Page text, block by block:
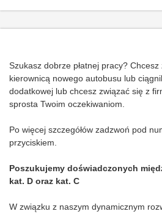
Szukasz dobrze płatnej pracy?
kierownicą nowego autobusu lub
dodatkowej lub chcesz związać się z
sprosta Twoim oczekiwaniom.
Po więcej szczegółów zadzwoń pod
przyciskiem.
Poszukujemy doświadczonych
kat. D oraz kat. C
W związku z naszym dynamicznym